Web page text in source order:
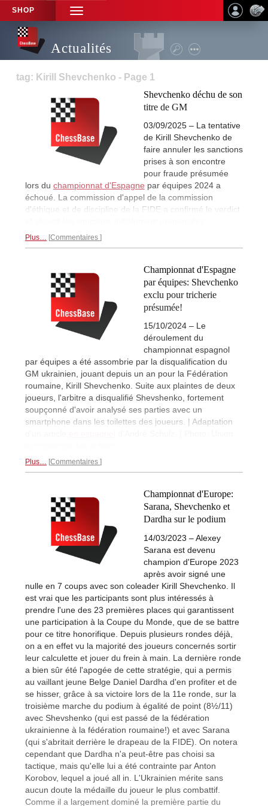
SHOP
TOGGLE
NAVIGATION
Actualités
tag: Kirill Shevchenko - Page 1
Shevchenko déchu de son
titre de GM
03/09/2025 – La tentative
de Kirill Shevchenko de
faire annuler les sanctions
prises à son encontre
pour fraude présumée
lors du championnat d'Espagne par équipes 2024 a
échoué. La commission d'appel de la commission
d'éthique et de discipline de la FIDE a confirmé le verdict
Plus… Commentaires
Championnat d'Espagne
par équipes: Shevchenko
exclu pour tricherie
présumée!
15/10/2024 – Le
déroulement du
championnat espagnol
par équipes a été assombrie par la disqualification du
GM ukrainien, jouant depuis un an pour la Fédération
roumaine, Kirill Shevchenko. Suite aux plaintes de deux
joueurs, l'arbitre a disqualifié Shevshenko, fortement
soupçonné d'avoir analysé ses parties avec un
smartphone dans les toilettes des joueurs. | Adaptation
Plus… Commentaires
Championnat d'Europe:
Sarana, Shevchenko et
Dardha sur le podium
14/03/2023 – Alexey
Sarana est devenu
champion d'Europe 2023
après avoir signé une
nulle en 7 coups avec son coleader Kirill Shevchenko. Il
est vrai que les participants sont plus intéressés à
prendre l'une des 23 premières places qui garantissent
une participation à la Coupe du Monde, que de se battre
pour ce titre honorifique. Depuis plusieurs rondes déjà,
on a en effet vu la majorité des joueurs concernés sortir
leur calculette et jouer du frein à main. La dernière ronde
a bien sûr été l'apogée de cette stratégie, qui a permis
au vaillant jeune Belge Daniel Dardha d'en profiter et de
se hisser, grâce à sa victoire lors de la 11e ronde, sur la
troisième marche du podium à égalité de point (8½/11)
avec Shevshenko (qui est passé de la fédération
ukrainienne à la fédération roumaine!) et avec Sarana
(qui s'abritait derrière le drapeau de la FIDE). On notera
cependant que Dardha n'a peut-être pas choisi sa
tactique, mais qu'elle lui a été contrainte par Anton
Korobov, lequel a joué all in. L'Ukrainien mérite sans
aucun doute la médaille du joueur le plus combattif.
Comme il a largement dominé la première partie du